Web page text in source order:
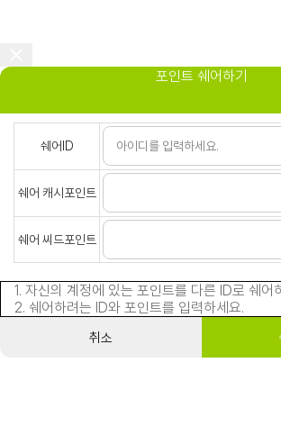
포인트 쉐어하기
쉐어ID
쉐어 캐시포인트
쉐어 씨드포인트
1. 자신의 계정에 있는 포인트를 다른 ID로 쉐어
2. 쉐어하려는 ID와 포인트를 입력하세요.
취소